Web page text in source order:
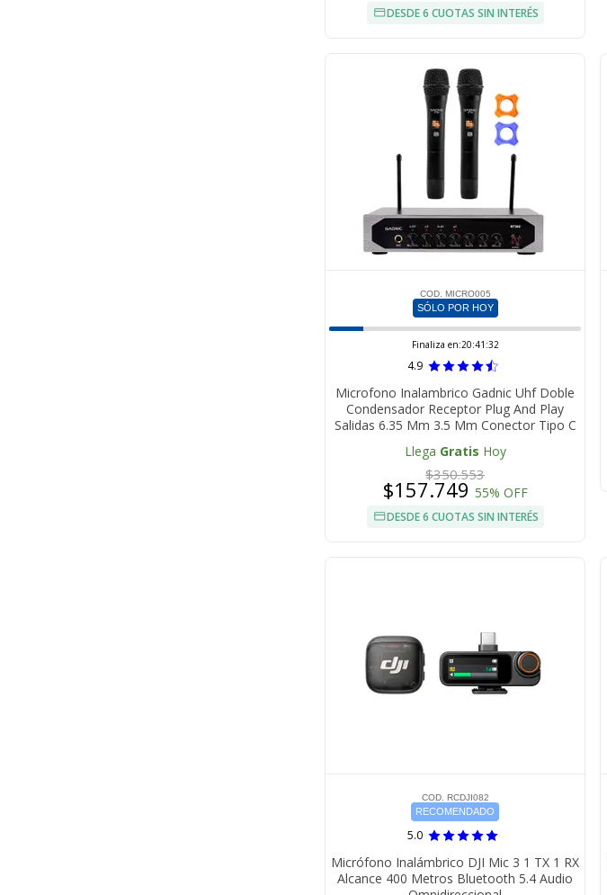
DESDE 6 CUOTAS SIN INTERÉS
COD. MICRO005
SÓLO POR HOY
Finaliza en:20:41:32
4.9
Microfono Inalambrico Gadnic Uhf Doble
Condensador Receptor Plug And Play
Salidas 6.35 Mm 3.5 Mm Conector Tipo C
Llega Gratis Hoy
$350.553
$157.749 55% OFF
DESDE 6 CUOTAS SIN INTERÉS
COD. RCDJI082
RECOMENDADO
5.0
Micrófono Inalámbrico DJI Mic 3 1 TX 1 RX
Alcance 400 Metros Bluetooth 5.4 Audio